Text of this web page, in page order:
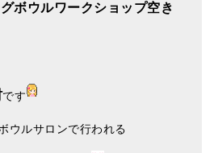
ボウルワークショップ空き
です
ウルサロンで行われる